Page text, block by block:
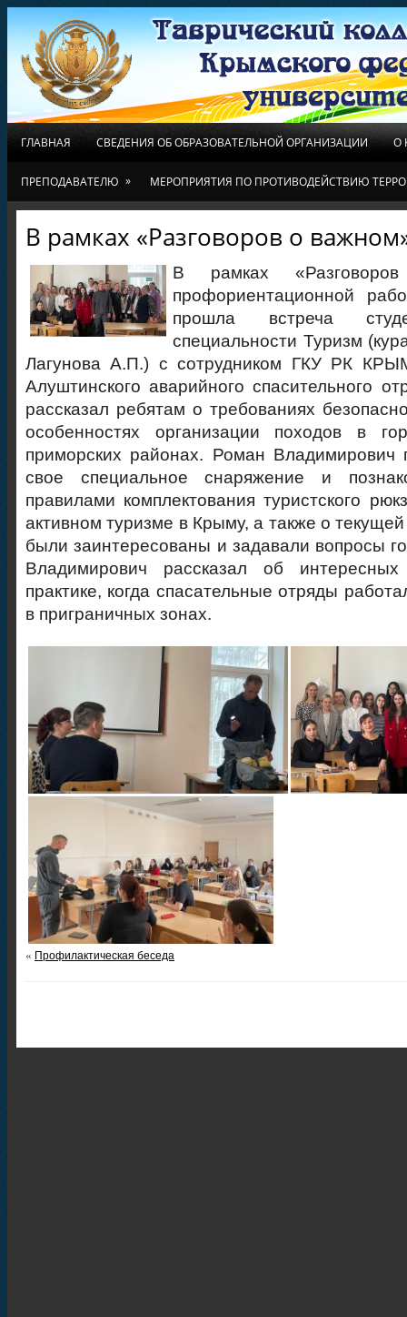
ГЛАВНАЯ СВЕДЕНИЯ ОБ ОБРАЗОВАТЕЛЬНОЙ ОРГАНИЗАЦИИ О
ПРЕПОДАВАТЕЛЮ » МЕРОПРИЯТИЯ ПО ПРОТИВОДЕЙСТВИЮ
В рамках «Разговоров о
В рамках
профориентационной
прошла встреча
специальности Туризм
Лагунова А.П.) с сотрудником ГКУ РК
Алуштинского аварийного спасительного
рассказал ребятам о требованиях
особенностях организации походов в
приморских районах. Роман Владимирович
свое специальное снаряжение и
правилами комплектования туристского
активном туризме в Крыму, а также о
были заинтересованы и задавали вопросы
Владимирович рассказал об
практике, когда спасательные отряды
в приграничных зонах.
« Профилактическая беседа